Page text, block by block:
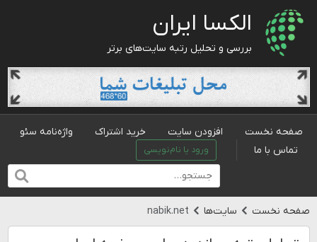
الکسا ایران
بررسی و تحلیل رتبه سایت‌های برتر
صفحه نخست افزودن سایت خرید اشتراک
واژه‌نامه سئو
تماس با ما
ورود یا نام‌نویسی
صفحه نخست سایت‌ها nabik.net